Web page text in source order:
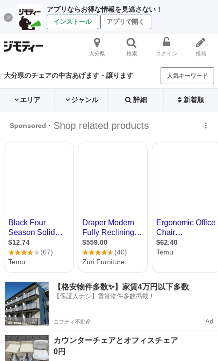
アプリならお得な情報を見逃さない！
インストール アプリで開く
大分県 検索 ログイン 投稿
大分県のチェアの中古あげます・譲ります 人気キーワード
エリア ジャンル 詳細 新着順
【格安物件多数✨】家賃4万円以下多数
【保証人ナシ】賃貸物件多数掲載！
ニフティ不動産 Ad
カウンターチェアとオフィスチェア
0円